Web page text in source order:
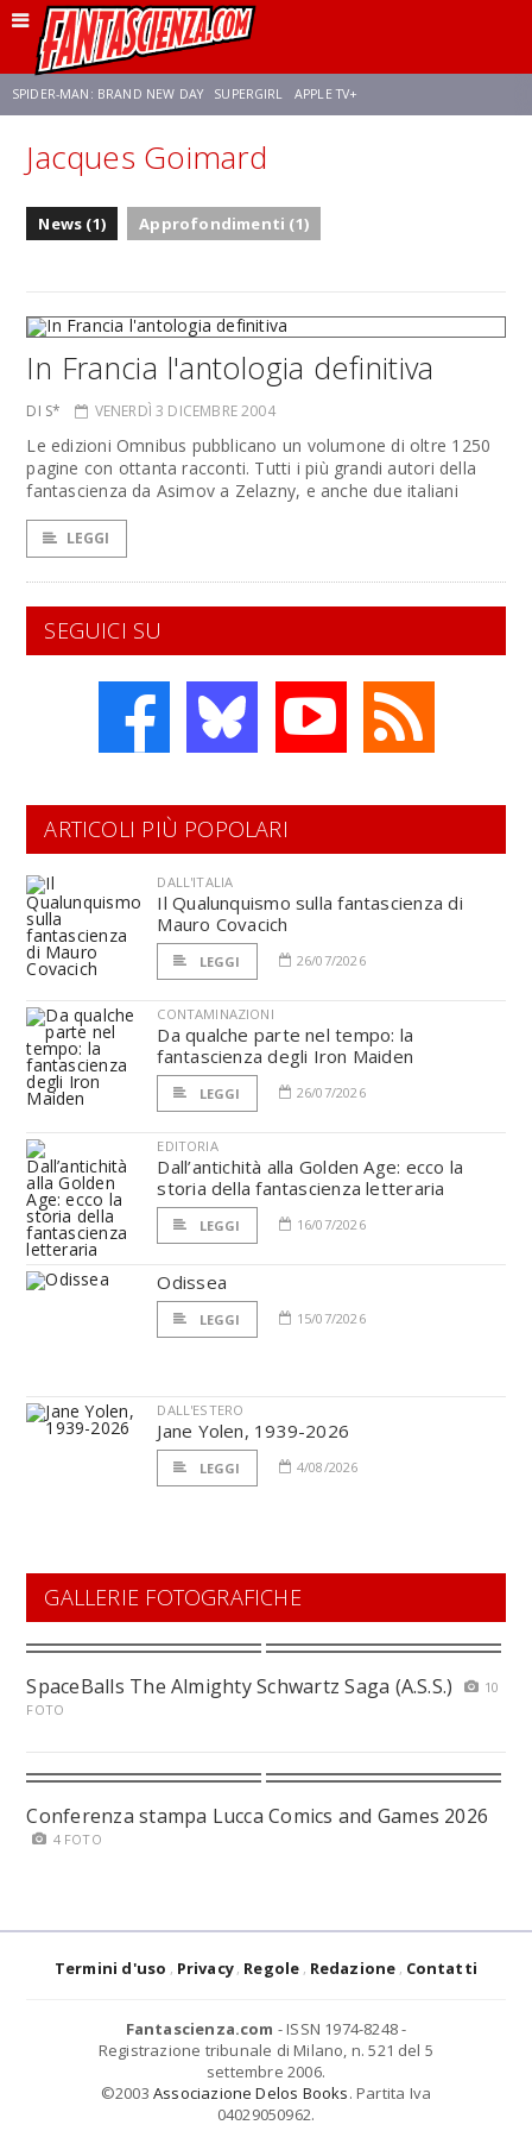
SPIDER-MAN: BRAND NEW DAY SUPERGIRL APPLE TV+
FRANCO RICCIARDIELLO ZENDAYA STAR TREK
Jacques Goimard
News (1) Approfondimenti (1)
In Francia l'antologia definitiva
DI S* VENERDÌ 3 DICEMBRE 2004
Le edizioni Omnibus pubblicano un volumone di oltre 1250
pagine con ottanta racconti. Tutti i più grandi autori della
fantascienza da Asimov a Zelazny, e anche due italiani
LEGGI
SEGUICI SU
ARTICOLI PIÙ POPOLARI
DALL'ITALIA
Il Qualunquismo sulla fantascienza di
Mauro Covacich
LEGGI 26/07/2026
CONTAMINAZIONI
Da qualche parte nel tempo: la
fantascienza degli Iron Maiden
LEGGI 26/07/2026
EDITORIA
Dall’antichità alla Golden Age: ecco la
storia della fantascienza letteraria
LEGGI 16/07/2026
Odissea
LEGGI 15/07/2026
DALL'ESTERO
Jane Yolen, 1939-2026
LEGGI 4/08/2026
GALLERIE FOTOGRAFICHE
SpaceBalls The Almighty Schwartz Saga (A.S.S.)
10
FOTO
Conferenza stampa Lucca Comics and Games 2026
4 FOTO
Termini d'uso Privacy Regole Redazione Contatti
Fantascienza.com - ISSN 1974-8248 -
Registrazione tribunale di Milano, n. 521 del 5
settembre 2006.
©2003 Associazione Delos Books. Partita Iva
04029050962.